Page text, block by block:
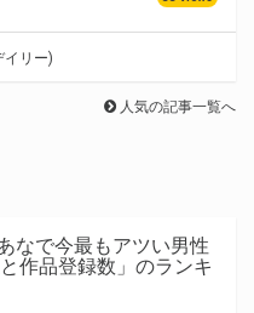
イリー)
人気の記事一覧へ
なで今最もアツい男性
作品登録数」のランキ